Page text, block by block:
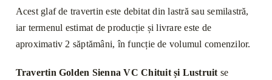
VC
Lustruit
Acest glaf de travertin este debitat din lastră sau semilastră,
iar termenul estimat de producție și livrare este de
aproximativ 2 săptămâni, în funcție de volumul comenzilor.
Travertin Golden Sienna VC Chituit și Lustruit se